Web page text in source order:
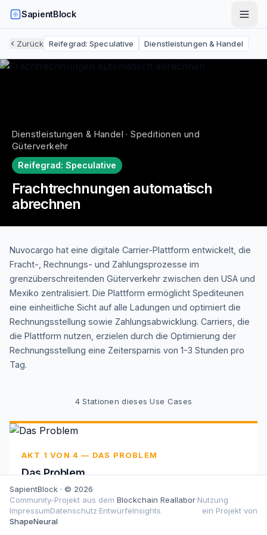
SapientBlock
Zurück Reifegrad:Speculative Dienstleistungen & Handel
Dienstleistungen & Handel · Speditionen und
Güterverkehr
Reifegrad: Speculative
Frachtrechnungen automatisch
abrechnen
Nuvocargo hat eine digitale Carrier-Plattform entwickelt, die
Fracht-, Rechnungs- und Zahlungsprozesse im
grenzüberschreitenden Güterverkehr zwischen den USA und
Mexiko zentralisiert. Die Plattform ermöglicht Spediteunen
eine einheitliche Sicht auf alle Ladungen und optimiert die
Rechnungsstellung sowie Zahlungsabwicklung. Carriers, die
die Plattform nutzen, erzielen durch die Optimierung der
Rechnungsstellung eine Zeitersparnis von 1-3 Stunden pro
Tag.
4 Stationen dieses Use Cases
AKT 1 VON 4 — DAS PROBLEM
Das Problem
Komplexe, papierbasierte Prozesse mit vielen
beteiligten Akteuren behindern den
grenzüberschreitenden Güterverkehr. Manuelle
SapientBlock · © 2026·
Community-Projekt aus dem Blockchain Reallabor·Nutzung
ImpressumDatenschutz·EntwürfeInsights
ein Projekt von
ShapeNeural